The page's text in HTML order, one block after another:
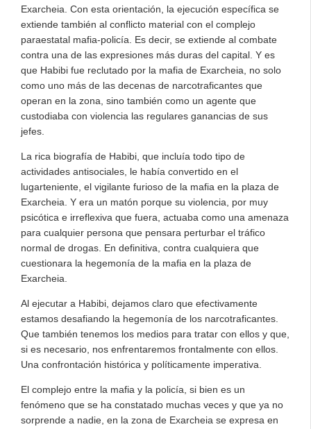
Exarcheia. Con esta orientación, la ejecución específica se
extiende también al conflicto material con el complejo
paraestatal mafia-policía. Es decir, se extiende al combate
contra una de las expresiones más duras del capital. Y es
que Habibi fue reclutado por la mafia de Exarcheia, no solo
como uno más de las decenas de narcotraficantes que
operan en la zona, sino también como un agente que
custodiaba con violencia las regulares ganancias de sus
jefes.
La rica biografía de Habibi, que incluía todo tipo de
actividades antisociales, le había convertido en el
lugarteniente, el vigilante furioso de la mafia en la plaza de
Exarcheia. Y era un matón porque su violencia, por muy
psicótica e irreflexiva que fuera, actuaba como una amenaza
para cualquier persona que pensara perturbar el tráfico
normal de drogas. En definitiva, contra cualquiera que
cuestionara la hegemonía de la mafia en la plaza de
Exarcheia.
Al ejecutar a Habibi, dejamos claro que efectivamente
estamos desafiando la hegemonía de los narcotraficantes.
Que también tenemos los medios para tratar con ellos y que,
si es necesario, nos enfrentaremos frontalmente con ellos.
Una confrontación histórica y políticamente imperativa.
El complejo entre la mafia y la policía, si bien es un
fenómeno que se ha constatado muchas veces y que ya no
sorprende a nadie, en la zona de Exarcheia se expresa en